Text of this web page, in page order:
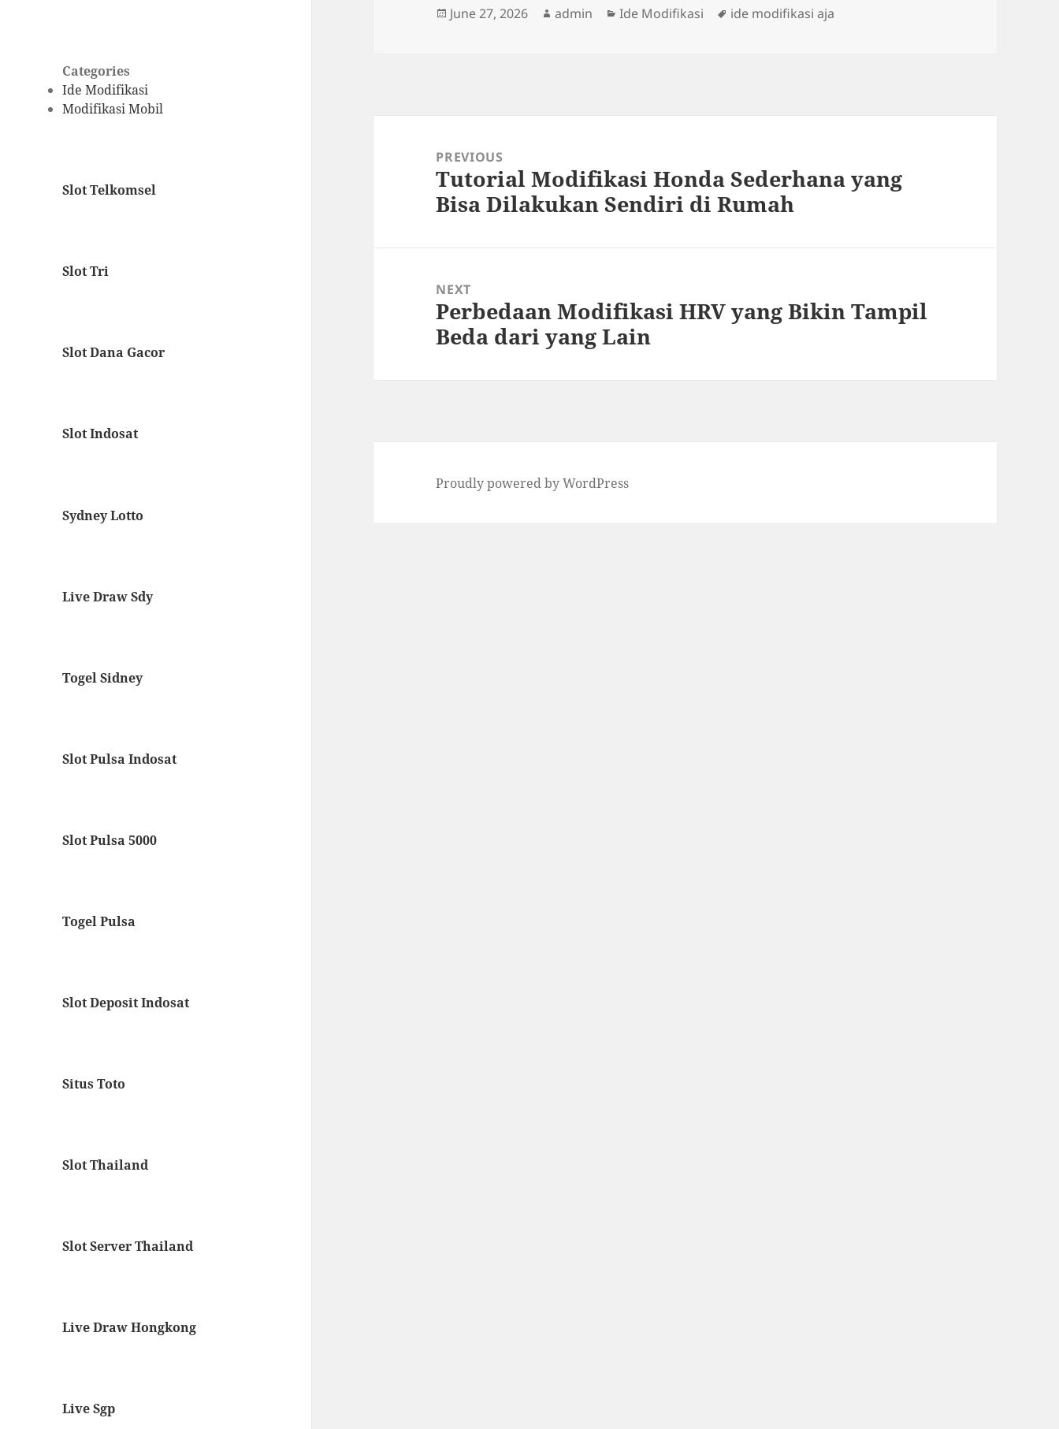
Categories
Ide Modifikasi
Modifikasi Mobil
Slot Telkomsel
Slot Tri
Slot Dana Gacor
Slot Indosat
Sydney Lotto
Live Draw Sdy
Togel Sidney
Slot Pulsa Indosat
Slot Pulsa 5000
Togel Pulsa
Slot Deposit Indosat
Situs Toto
Slot Thailand
Slot Server Thailand
Live Draw Hongkong
Live Sgp
Posted
June 27, 2026 Author
admin Categories
Ide Modifikasi Tags
ide modifikasi aja
navigationPREVIOUS
Previous
post:
Tutorial Modifikasi Honda Sederhana yang
Bisa Dilakukan Sendiri di Rumah
NEXT
Next
post:
Perbedaan Modifikasi HRV yang Bikin Tampil
Beda dari yang Lain
Proudly powered by WordPress